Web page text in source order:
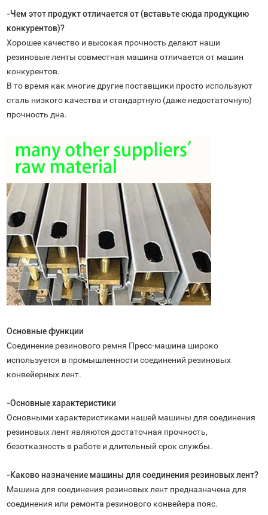
-Чем этот продукт отличается от (вставьте сюда продукцию
конкурентов)?
Хорошее качество и высокая прочность делают наши
резиновые ленты совместная машина отличается от машин
конкурентов.
В то время как многие другие поставщики просто используют
сталь низкого качества и стандартную (даже недостаточную)
прочность дна.
Основные функции
Соединение резинового ремня Пресс-машина широко
используется в промышленности соединений резиновых
конвейерных лент.
-Основные характеристики
Основными характеристиками нашей машины для соединения
резиновых лент являются достаточная прочность,
безотказность в работе и длительный срок службы.
-Каково назначение машины для соединения резиновых лент?
Машина для соединения резиновых лент предназначена для
соединения или ремонта резинового конвейера пояс.